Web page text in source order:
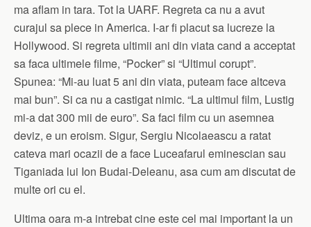
ma aflam in tara. Tot la UARF. Regreta ca nu a avut
curajul sa plece in America. I-ar fi placut sa lucreze la
Hollywood. Si regreta ultimii ani din viata cand a acceptat
sa faca ultimele filme, “Pocker” si “Ultimul corupt”.
Spunea: “Mi-au luat 5 ani din viata, puteam face altceva
mai bun”. Si ca nu a castigat nimic. “La ultimul film, Lustig
mi-a dat 300 mii de euro”. Sa faci film cu un asemnea
deviz, e un eroism. Sigur, Sergiu Nicolaeascu a ratat
cateva mari ocazii de a face Luceafarul eminescian sau
Tiganiada lui Ion Budai-Deleanu, asa cum am discutat de
multe ori cu el.
Ultima oara m-a intrebat cine este cel mai important la un